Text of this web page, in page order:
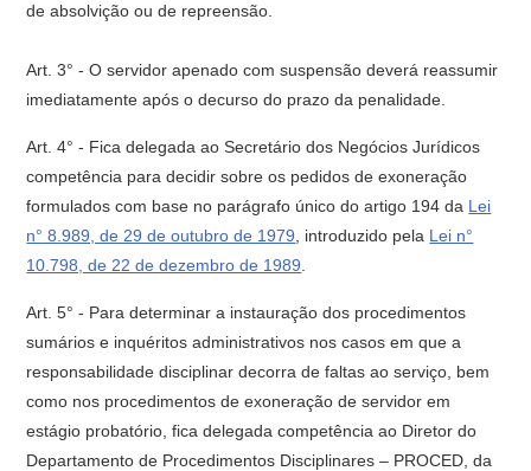
de absolvição ou de repreensão.
Art. 3° - O servidor apenado com suspensão deverá reassumir
imediatamente após o decurso do prazo da penalidade.
Art. 4° - Fica delegada ao Secretário dos Negócios Jurídicos
competência para decidir sobre os pedidos de exoneração
formulados com base no parágrafo único do artigo 194 da Lei
n° 8.989, de 29 de outubro de 1979 , introduzido pela Lei n°
10.798, de 22 de dezembro de 1989
Art. 5° - Para determinar a instauração dos procedimentos
sumários e inquéritos administrativos nos casos em que a
responsabilidade disciplinar decorra de faltas ao serviço, bem
como nos procedimentos de exoneração de servidor em
estágio probatório, fica delegada competência ao Diretor do
Departamento de Procedimentos Disciplinares – PROCED, da